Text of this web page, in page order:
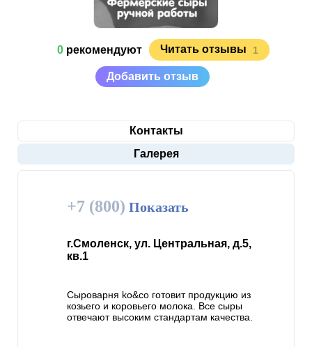
0рекомендуют Читать отзывы 1
Добавить отзыв
Контакты
Галерея
+7 (800) Показать
г.Смоленск, ул. Центральная, д.5,
кв.1
Cыроварня ko&co готовит продукцию из
козьего и коровьего молока. Все сыры
отвечают высоким стандартам качества.